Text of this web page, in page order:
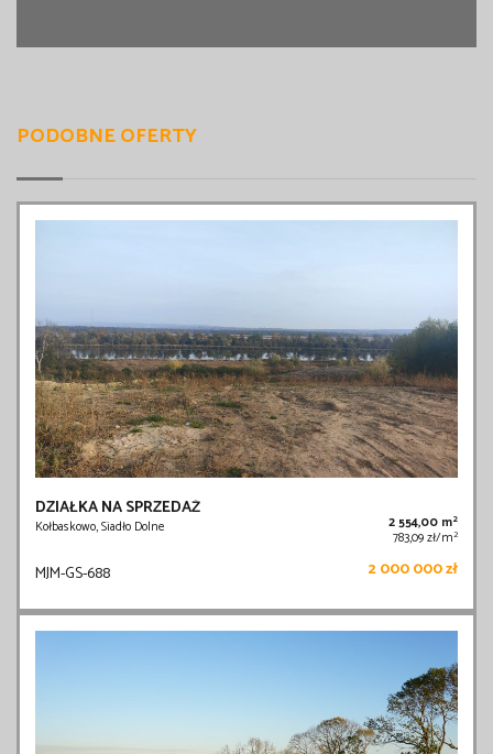
PODOBNE OFERTY
DZIAŁKA NA SPRZEDAŻ
Kołbaskowo, Siadło Dolne 2 554,00 m2
783,09 zł/m2
MJM-GS-688 2 000 000 zł